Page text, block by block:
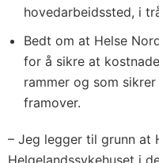
hovedarbeidssted, i
Bedt om at Helse
for å sikre at
rammer og som
framover.
– Jeg legger til grunn at
Helgelandssykehuset i